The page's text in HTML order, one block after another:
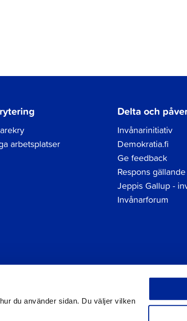
du använder sidan. Du väljer vilken
arbetsplatser
Delta och
Invånarinitiativ
Demokratia.fi
Ge feedback
Respons
Jeppis Gallup -
Invånarforum